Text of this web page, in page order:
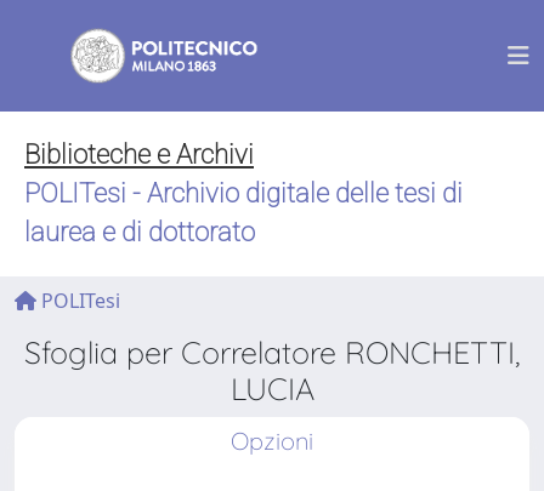
Biblioteche e Archivi
POLITesi - Archivio digitale delle tesi di
laurea e di dottorato
POLITesi
Sfoglia per Correlatore RONCHETTI,
LUCIA
Opzioni